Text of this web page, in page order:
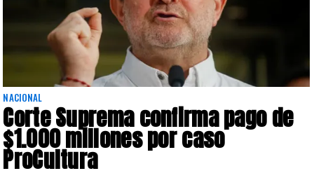
NACIONAL
Corte Suprema confirma pago de
$1.000 millones por caso
ProCultura